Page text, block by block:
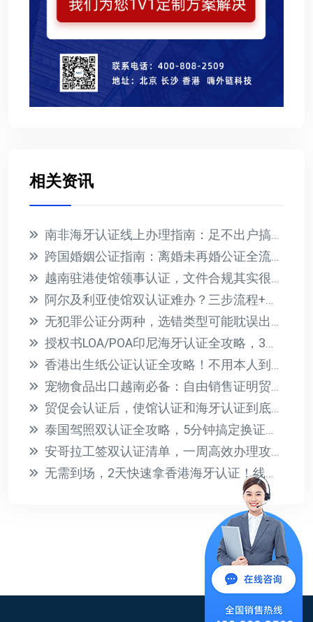
相关资讯
南非海牙认证线上办理指南：足不出户搞定国际文件公证
跨国婚姻公证指南：离婚未再婚公证全流程解析
越南驻港使馆领事认证，文件合规其实很简单
阿尔及利亚使馆双认证难办？三步流程+材料清单全解析
无犯罪公证分两种，选错类型可能耽误出国！
授权书LOA/POA印尼海牙认证全攻略，3步搞定贸促会认证
香港出生纸公证认证全攻略！不用本人到场，亲子关系证明轻松办
宠物食品出口越南必备：自由销售证明贸促会认证全攻略
贸促会认证后，使馆认证和海牙认证到底怎么选？一文讲清
泰国驾照双认证全攻略，5分钟搞定换证流程！
安哥拉工签双认证清单，一周高效办理攻略！
无需到场，2天快速拿香港海牙认证！线上办理全攻略